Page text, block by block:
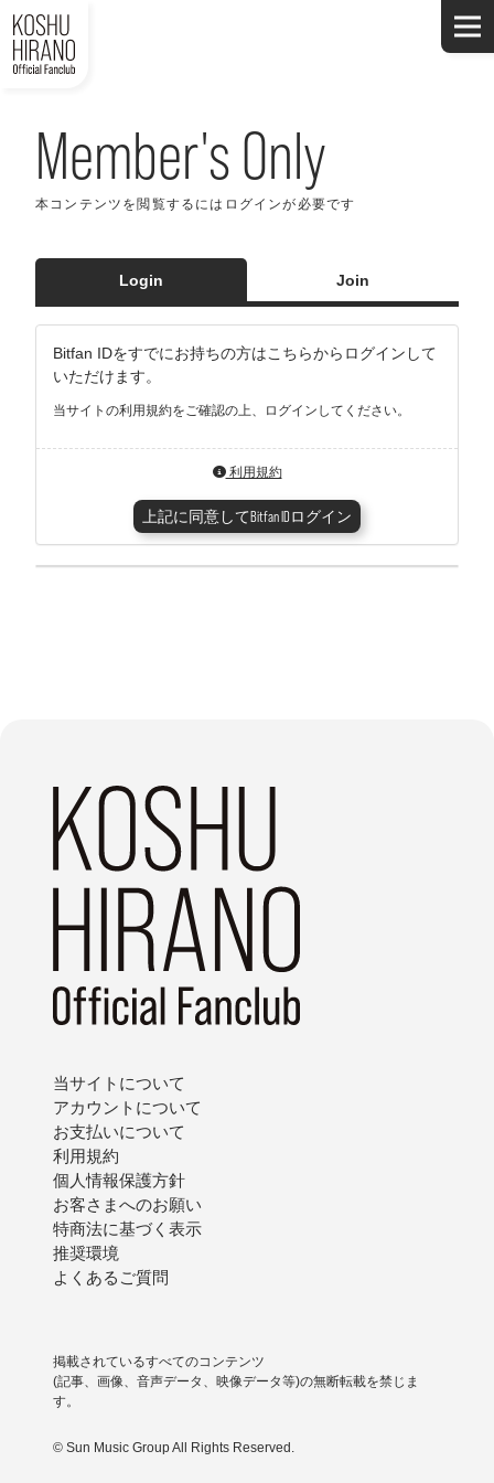
Member's Only
本コンテンツを閲覧するにはログインが必要です
Login Join
Bitfan IDをすでにお持ちの方はこちらからログインして
いただけます。
当サイトの利用規約をご確認の上、ログインしてください。
利用規約
上記に同意してBitfan IDログイン
当サイトについて
アカウントについて
お支払いについて
利用規約
個人情報保護方針
お客さまへのお願い
特商法に基づく表示
推奨環境
よくあるご質問
掲載されているすべてのコンテンツ
(記事、画像、音声データ、映像データ等)の無断転載を禁じま
す。
© Sun Music Group All Rights Reserved.